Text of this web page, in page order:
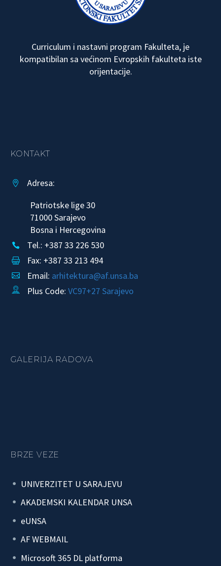
Curriculum i nastavni program Fakulteta, je
kompatibilan sa većinom Evropskih fakulteta iste
orijentacije.
KONTAKT


Adresa:
Patriotske lige 30
71000 Sarajevo
Bosna i Hercegovina

 Tel.: +387 33 226 530

 Fax: +387 33 213 494

 Email: arhitektura@af.unsa.ba

 Plus Code: VC97+27 Sarajevo
GALERIJA RADOVA
BRZE VEZE
UNIVERZITET U SARAJEVU
AKADEMSKI KALENDAR UNSA
eUNSA
AF WEBMAIL
Microsoft 365 DL platforma